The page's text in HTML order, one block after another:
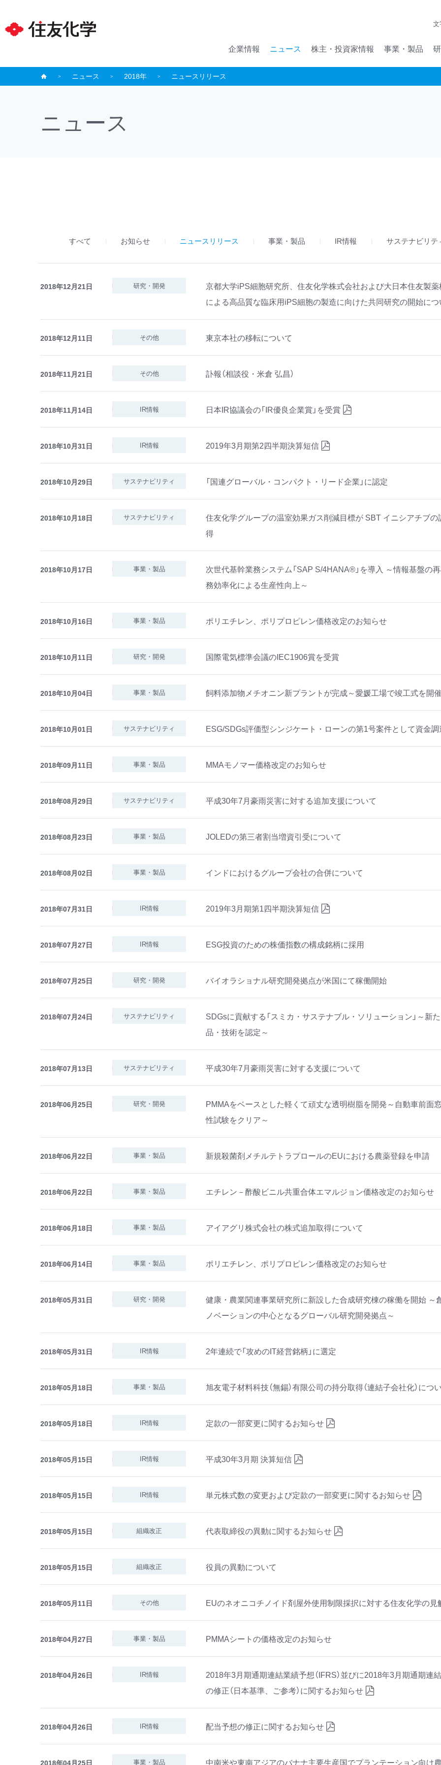
企業情報 ニュース 株主・投資家情報 事業・製品
ニュース 2018年 ニュースリリース
ニュース
すべて お知らせ ニュースリリース 事業・製品 IR情報 サステナビリテ
2018年12月21日 研究・開発
京都大学iPS細胞研究所、住友化学株式会社および大日本住友製
による高品質な臨床用iPS細胞の製造に向けた共同研究の開始に
2018年12月11日 その他 東京本社の移転について
2018年11月21日 その他 訃報（相談役・米倉 弘昌）
2018年11月14日 IR情報 日本IR協議会の「IR優良企業賞」を受賞
2018年10月31日 IR情報 2019年3月期第2四半期決算短信
2018年10月29日 サステナビリティ 「国連グローバル・コンパクト・リード企業」に認定
2018年10月18日 サステナビリティ
住友化学グループの温室効果ガス削減目標が SBT イニシアチブの
得
2018年10月17日 事業・製品
次世代基幹業務システム「SAP S/4HANA®」を導入 ～情報基盤の
務効率化による生産性向上～
2018年10月16日 事業・製品 ポリエチレン、ポリプロピレン価格改定のお知らせ
2018年10月11日 研究・開発 国際電気標準会議のIEC1906賞を受賞
2018年10月04日 事業・製品 飼料添加物メチオニン新プラントが完成～愛媛工場で竣工式を開
2018年10月01日 サステナビリティ ESG/SDGs評価型シンジケート・ローンの第1号案件として資金
2018年09月11日 事業・製品 MMAモノマー価格改定のお知らせ
2018年08月29日 サステナビリティ 平成30年7月豪雨災害に対する追加支援について
2018年08月23日 事業・製品 JOLEDの第三者割当増資引受について
2018年08月02日 事業・製品 インドにおけるグループ会社の合併について
2018年07月31日 IR情報 2019年3月期第1四半期決算短信
2018年07月27日 IR情報 ESG投資のための株価指数の構成銘柄に採用
2018年07月25日 研究・開発 バイオラショナル研究開発拠点が米国にて稼働開始
2018年07月24日 サステナビリティ
SDGsに貢献する「スミカ・サステナブル・ソリューション」～新
品・技術を認定～
2018年07月13日 サステナビリティ 平成30年7月豪雨災害に対する支援について
2018年06月25日 研究・開発
PMMAをベースとした軽くて頑丈な透明樹脂を開発～自動車前面
性試験をクリア～
2018年06月22日 事業・製品 新規殺菌剤メチルテトラプロールのEUにおける農薬登録を申請
2018年06月22日 事業・製品 エチレン－酢酸ビニル共重合体エマルジョン価格改定のお知らせ
2018年06月18日 事業・製品 アイアグリ株式会社の株式追加取得について
2018年06月14日 事業・製品 ポリエチレン、ポリプロピレン価格改定のお知らせ
2018年05月31日 研究・開発
健康・農業関連事業研究所に新設した合成研究棟の稼働を開始 ～
ノベーションの中心となるグローバル研究開発拠点～
2018年05月31日 IR情報 2年連続で「攻めのIT経営銘柄」に選定
2018年05月18日 事業・製品 旭友電子材料科技（無錫）有限公司の持分取得（連結子会社化）につ
2018年05月18日 IR情報 定款の一部変更に関するお知らせ
2018年05月15日 IR情報 平成30年3月期 決算短信
2018年05月15日 IR情報 単元株式数の変更および定款の一部変更に関するお知らせ
2018年05月15日 組織改正 代表取締役の異動に関するお知らせ
2018年05月15日 組織改正 役員の異動について
2018年05月11日 その他 EUのネオニコチノイド剤屋外使用制限採択に対する住友化学の見
2018年04月27日 事業・製品 PMMAシートの価格改定のお知らせ
2018年04月26日 IR情報
2018年3月期通期連結業績予想（IFRS）並びに2018年3月期通期連
の修正（日本基準、ご参考）に関するお知らせ
2018年04月26日 IR情報 配当予想の修正に関するお知らせ
2018年04月25日 事業・製品 中南米や東南アジアのバナナ主要生産国でプランテーション向け